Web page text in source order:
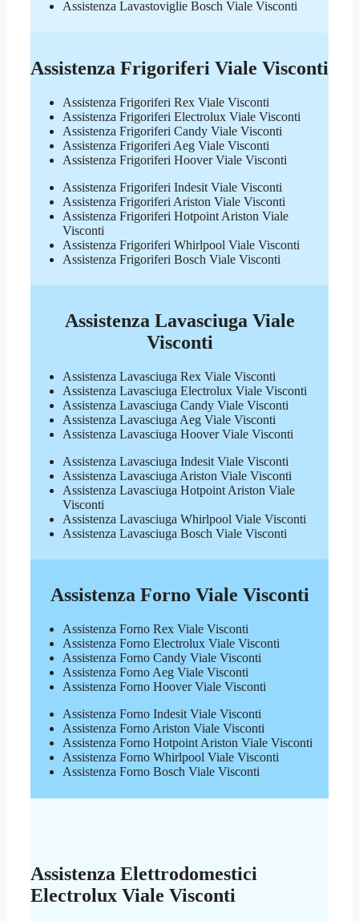
Assistenza Lavastoviglie Bosch Viale Visconti
Assistenza Frigoriferi Viale Visconti
Assistenza Frigoriferi Rex Viale Visconti
Assistenza Frigoriferi Electrolux Viale Visconti
Assistenza Frigoriferi Candy Viale Visconti
Assistenza Frigoriferi Aeg Viale Visconti
Assistenza Frigoriferi Hoover Viale Visconti
Assistenza Frigoriferi Indesit Viale Visconti
Assistenza Frigoriferi Ariston Viale Visconti
Assistenza Frigoriferi Hotpoint Ariston Viale
Visconti
Assistenza Frigoriferi Whirlpool Viale Visconti
Assistenza Frigoriferi Bosch Viale Visconti
Assistenza Lavasciuga Viale
Visconti
Assistenza Lavasciuga Rex Viale Visconti
Assistenza Lavasciuga Electrolux Viale Visconti
Assistenza Lavasciuga Candy Viale Visconti
Assistenza Lavasciuga Aeg Viale Visconti
Assistenza Lavasciuga Hoover Viale Visconti
Assistenza Lavasciuga Indesit Viale Visconti
Assistenza Lavasciuga Ariston Viale Visconti
Assistenza Lavasciuga Hotpoint Ariston Viale
Visconti
Assistenza Lavasciuga Whirlpool Viale Visconti
Assistenza Lavasciuga Bosch Viale Visconti
Assistenza Forno Viale Visconti
Assistenza Forno Rex Viale Visconti
Assistenza Forno Electrolux Viale Visconti
Assistenza Forno Candy Viale Visconti
Assistenza Forno Aeg Viale Visconti
Assistenza Forno Hoover Viale Visconti
Assistenza Forno Indesit Viale Visconti
Assistenza Forno Ariston Viale Visconti
Assistenza Forno Hotpoint Ariston Viale Visconti
Assistenza Forno Whirlpool Viale Visconti
Assistenza Forno Bosch Viale Visconti
Assistenza Elettrodomestici
Electrolux Viale Visconti